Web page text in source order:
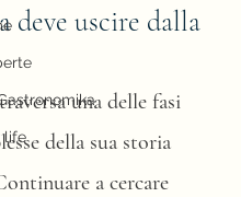
life
deve uscire dalla
una delle fasi
della sua storia
a cercare